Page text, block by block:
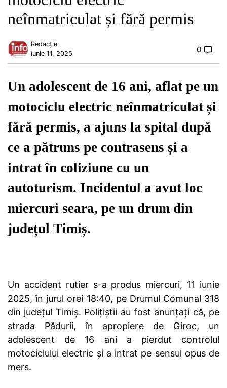
neînmatriculat și fără permis
Redacție
iunie 11, 2025
0
Un adolescent de 16 ani, aflat pe un
motociclu electric neînmatriculat și
fără permis, a ajuns la spital după
ce a pătruns pe contrasens și a
intrat în coliziune cu un
autoturism. Incidentul a avut loc
miercuri seara, pe un drum din
județul Timiș.
Un accident rutier s-a produs miercuri, 11 iunie
2025, în jurul orei 18:40, pe Drumul Comunal 318
din județul Timiș. Polițiștii au fost anunțați că, pe
strada Pădurii, în apropiere de Giroc, un
adolescent de 16 ani a pierdut controlul
motociclului electric și a intrat pe sensul opus de
mers.